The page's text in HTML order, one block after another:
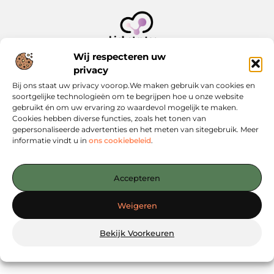
Wij respecteren uw
privacy
Bij ons staat uw privacy voorop.We maken gebruik van cookies en
soortgelijke technologieën om te begrijpen hoe u onze website
gebruikt én om uw ervaring zo waardevol mogelijk te maken.
Cookies hebben diverse functies, zoals het tonen van
gepersonaliseerde advertenties en het meten van sitegebruik. Meer
informatie vindt u in ons cookiebeleid.
Accepteren
Weigeren
Bekijk Voorkeuren
Jouw startpunt voor slimme content en strategieën
— Verken inspirerende blogs, concrete tips en strategische
inzichten die jou verder helpen. Alles overzichtelijk
gebundeld op één platform. Begin vandaag nog met
ontdekken op Linkstrategy.nl!